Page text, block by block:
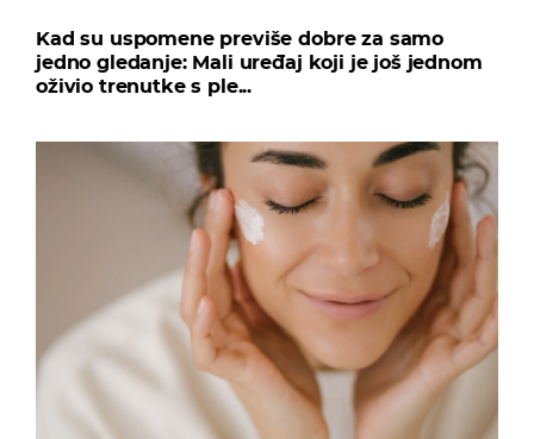
Kad su uspomene previše dobre za samo
jedno gledanje: Mali uređaj koji je još jednom
oživio trenutke s ple...